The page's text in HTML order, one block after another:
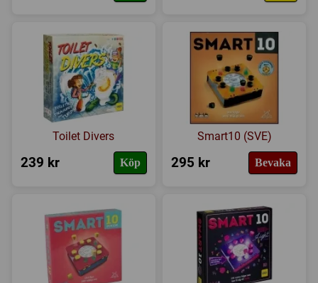
Toilet Divers
239 kr Köp
Smart10 (SVE)
295 kr Bevaka